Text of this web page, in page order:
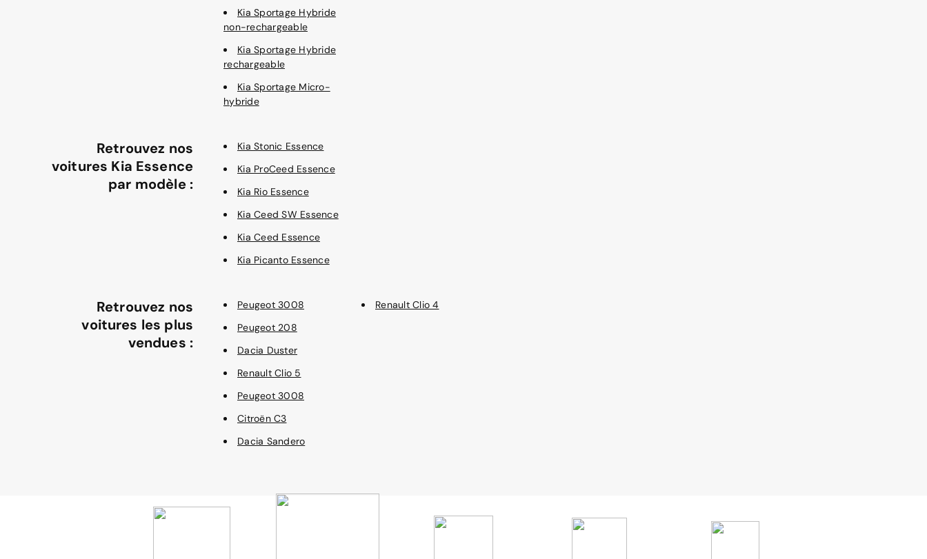
Kia Sportage Hybride
non-rechargeable
Kia Sportage Hybride
rechargeable
Kia Sportage Micro-
hybride
Retrouvez nos
voitures Kia Essence
par modèle :
Kia Stonic Essence
Kia ProCeed Essence
Kia Rio Essence
Kia Ceed SW Essence
Kia Ceed Essence
Kia Picanto Essence
Retrouvez nos
voitures les plus
vendues :
Peugeot 3008
Peugeot 208
Dacia Duster
Renault Clio 5
Peugeot 3008
Citroën C3
Dacia Sandero
Renault Clio 4